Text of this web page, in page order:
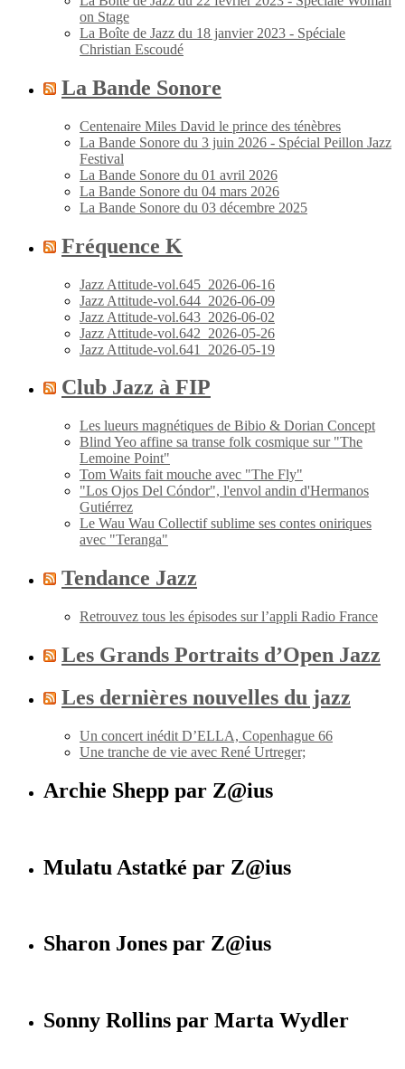
on Stage
La Boîte de Jazz du 18 janvier 2023 - Spéciale
Christian Escoudé
La Bande Sonore
Centenaire Miles David le prince des ténèbres
La Bande Sonore du 3 juin 2026 - Spécial Peillon Jazz
Festival
La Bande Sonore du 01 avril 2026
La Bande Sonore du 04 mars 2026
La Bande Sonore du 03 décembre 2025
Fréquence K
Jazz Attitude-vol.645_2026-06-16
Jazz Attitude-vol.644_2026-06-09
Jazz Attitude-vol.643_2026-06-02
Jazz Attitude-vol.642_2026-05-26
Jazz Attitude-vol.641_2026-05-19
Club Jazz à FIP
Les lueurs magnétiques de Bibio & Dorian Concept
Blind Yeo affine sa transe folk cosmique sur "The
Lemoine Point"
Tom Waits fait mouche avec "The Fly"
"Los Ojos Del Cóndor", l'envol andin d'Hermanos
Gutiérrez
Le Wau Wau Collectif sublime ses contes oniriques
avec "Teranga"
Tendance Jazz
Retrouvez tous les épisodes sur l’appli Radio France
Les Grands Portraits d’Open Jazz
Les dernières nouvelles du jazz
Un concert inédit D’ELLA, Copenhague 66
Une tranche de vie avec René Urtreger;
Archie Shepp par Z@ius
Mulatu Astatké par Z@ius
Sharon Jones par Z@ius
Sonny Rollins par Marta Wydler